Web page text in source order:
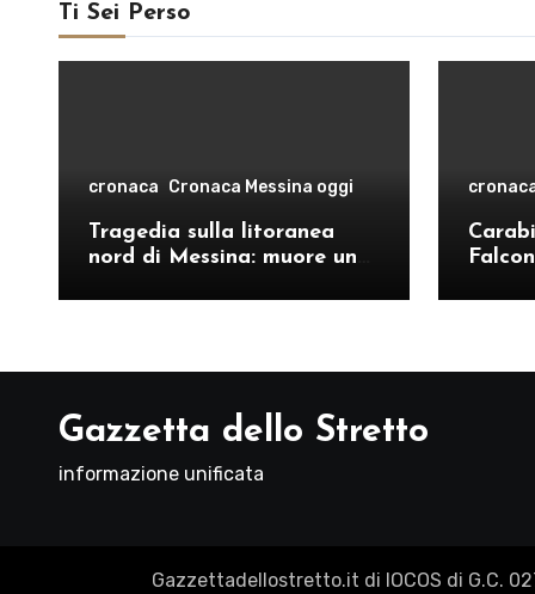
Ti Sei Perso
cronaca Cronaca Messina oggi
Tragedia sulla litoranea
nord di Messina: muore un
Gazzetta dello Stretto
informazione unificata
Gazzettadellostretto.it di IOCOS di G.C.